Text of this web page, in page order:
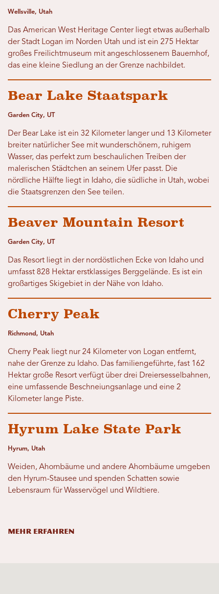
Wellsville, Utah
Das American West Heritage Center liegt etwas außerhalb
der Stadt Logan im Norden Utah und ist ein 275 Hektar
großes Freilichtmuseum mit angeschlossenem Bauernhof,
das eine kleine Siedlung an der Grenze nachbildet.
Bear Lake Staatspark
Garden City, UT
Der Bear Lake ist ein 32 Kilometer langer und 13 Kilometer
breiter natürlicher See mit wunderschönem, ruhigem
Wasser, das perfekt zum beschaulichen Treiben der
malerischen Städtchen an seinem Ufer passt. Die
nördliche Hälfte liegt in Idaho, die südliche in Utah, wobei
die Staatsgrenzen den See teilen.
Beaver Mountain Resort
Garden City, UT
Das Resort liegt in der nordöstlichen Ecke von Idaho und
umfasst 828 Hektar erstklassiges Berggelände. Es ist ein
großartiges Skigebiet in der Nähe von Idaho.
Cherry Peak
Richmond, Utah
Cherry Peak liegt nur 24 Kilometer von Logan entfernt,
nahe der Grenze zu Idaho. Das familiengeführte, fast 162
Hektar große Resort verfügt über drei Dreiersesselbahnen,
eine umfassende Beschneiungsanlage und eine 2
Kilometer lange Piste.
Hyrum Lake State Park
Hyrum, Utah
Weiden, Ahornbäume und andere Ahornbäume umgeben
den Hyrum-Stausee und spenden Schatten sowie
Lebensraum für Wasservögel und Wildtiere.
MEHR ERFAHREN